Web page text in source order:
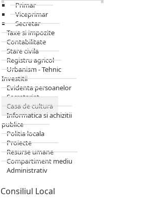
Primar
Viceprimar
Secretar
Taxe si impozite
Contabilitate
Stare civila
Registru agricol
Urbanism - Tehnic
Investitii
Evidenta persoanelor
Secretariat
Casa de cultura
Informatica si achizitii
publice
Politia locala
Proiecte
Resurse umane
Compartiment mediu
Administrativ
Consiliul Local